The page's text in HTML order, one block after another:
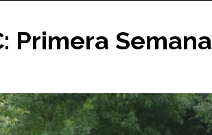
Primera Semana